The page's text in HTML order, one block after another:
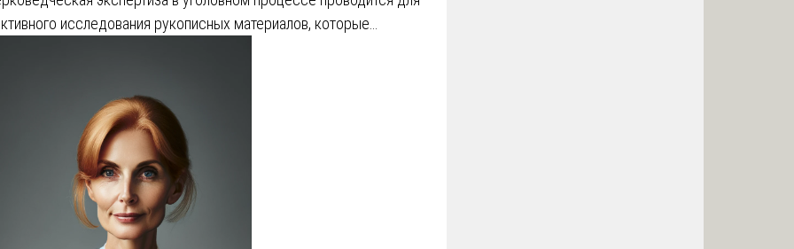
исследования рукописных материалов, которые…